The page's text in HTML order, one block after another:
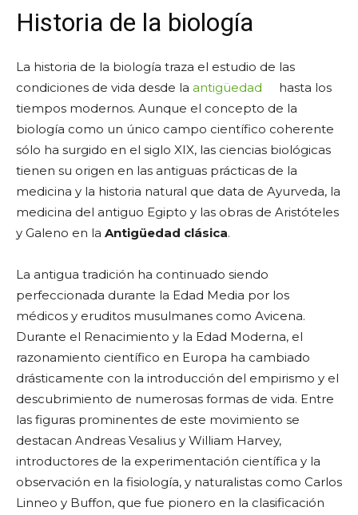
Historia de la biología
La historia de la biología traza el estudio de las
condiciones de vida desde la antigüedad
hasta los
tiempos modernos. Aunque el concepto de la
biología como un único campo científico coherente
sólo ha surgido en el siglo XIX, las ciencias biológicas
tienen su origen en las antiguas prácticas de la
medicina y la historia natural que data de Ayurveda, la
medicina del antiguo Egipto y las obras de Aristóteles
y Galeno en la Antigüedad clásica.
La antigua tradición ha continuado siendo
perfeccionada durante la Edad Media por los
médicos y eruditos musulmanes como Avicena.
Durante el Renacimiento y la Edad Moderna, el
razonamiento científico en Europa ha cambiado
drásticamente con la introducción del empirismo y el
descubrimiento de numerosas formas de vida. Entre
las figuras prominentes de este movimiento se
destacan Andreas Vesalius y William Harvey,
introductores de la experimentación científica y la
observación en la fisiología, y naturalistas como Carlos
Linneo y Buffon, que fue pionero en la clasificación